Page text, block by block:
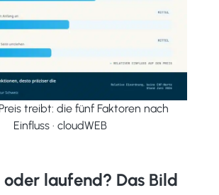
treibt: die fünf Faktoren nach
Einfluss · cloudWEB
laufend? Das Bild